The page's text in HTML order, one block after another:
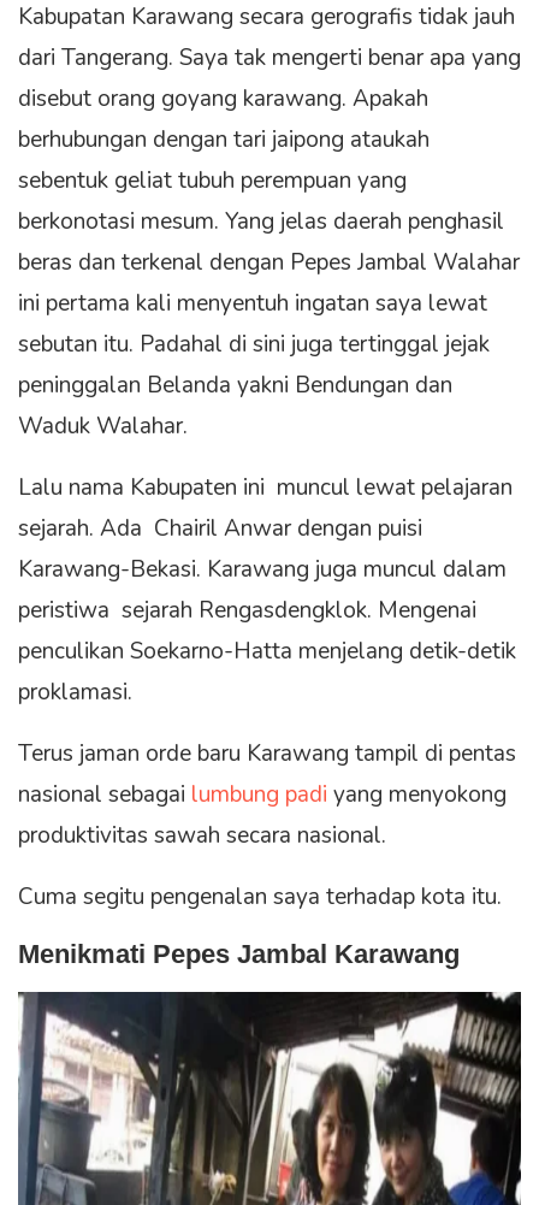
Kabupatan Karawang secara gerografis tidak jauh
dari Tangerang. Saya tak mengerti benar apa yang
disebut orang goyang karawang. Apakah
berhubungan dengan tari jaipong ataukah
sebentuk geliat tubuh perempuan yang
berkonotasi mesum. Yang jelas daerah penghasil
beras dan terkenal dengan Pepes Jambal Walahar
ini pertama kali menyentuh ingatan saya lewat
sebutan itu. Padahal di sini juga tertinggal jejak
peninggalan Belanda yakni Bendungan dan
Waduk Walahar.
Lalu nama Kabupaten ini muncul lewat pelajaran
sejarah. Ada Chairil Anwar dengan puisi
Karawang-Bekasi. Karawang juga muncul dalam
peristiwa sejarah Rengasdengklok. Mengenai
penculikan Soekarno-Hatta menjelang detik-detik
proklamasi.
Terus jaman orde baru Karawang tampil di pentas
nasional sebagai lumbung padi yang menyokong
produktivitas sawah secara nasional.
Cuma segitu pengenalan saya terhadap kota itu.
Menikmati Pepes Jambal Karawang